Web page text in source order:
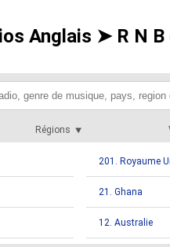
Anglais ➤ R N
Régions
201. Royaume
21. Ghana
12. Australie